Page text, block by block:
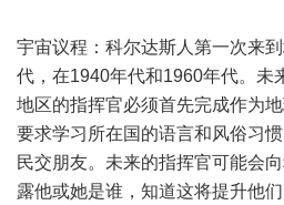
宇宙议程：科尔达斯人第一次来
代，在1940年代和1960年代。未
地区的指挥官必须首先完成作为
要求学习所在国的语言和风俗习
民交朋友。未来的指挥官可能会
露他或她是谁，知道这将提升他